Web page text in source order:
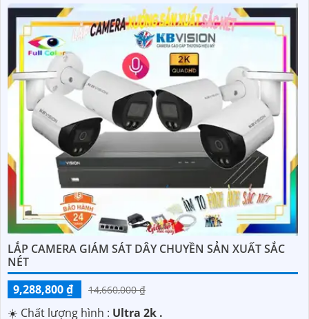
LẮP CAMERA GIÁM SÁT DÂY CHUYỀN SẢN XUẤT SẮC
NÉT
9,288,800 ₫
14,660,000 ₫
☀️ Chất lượng hình : Ultra 2k .